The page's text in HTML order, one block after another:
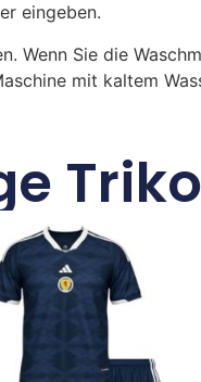
eingeben.
Wenn Sie die
mit kaltem